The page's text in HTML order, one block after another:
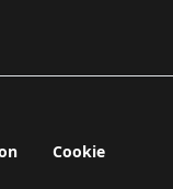
Cookie